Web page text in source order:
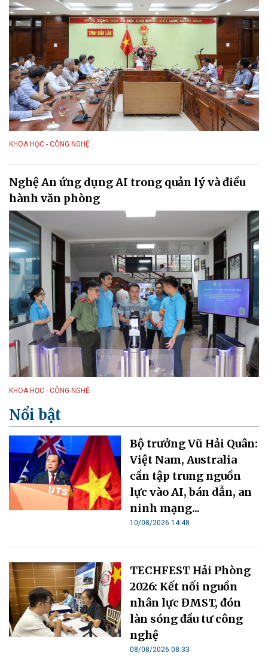
KHOA HỌC - CÔNG NGHỆ
Nghệ An ứng dụng AI trong quản lý và điều
hành văn phòng
KHOA HỌC - CÔNG NGHỆ
Nổi bật
Bộ trưởng Vũ Hải Quân:
Việt Nam, Australia
cần tập trung nguồn
lực vào AI, bán dẫn, an
ninh mạng...
10/08/2026 14:48
TECHFEST Hải Phòng
2026: Kết nối nguồn
nhân lực ĐMST, đón
làn sóng đầu tư công
nghệ
08/08/2026 08:33